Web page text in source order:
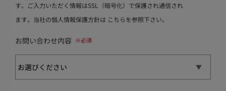
す。ご入力いただく情報はSSL（暗号化）で保護され通信され
ます。当社の個人情報保護方針は こちらを参照下さい。
お問い合わせ内容